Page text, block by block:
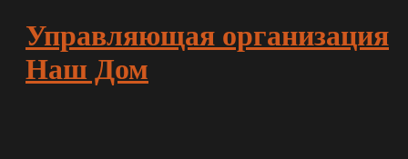
Управляющая организация
Наш Дом